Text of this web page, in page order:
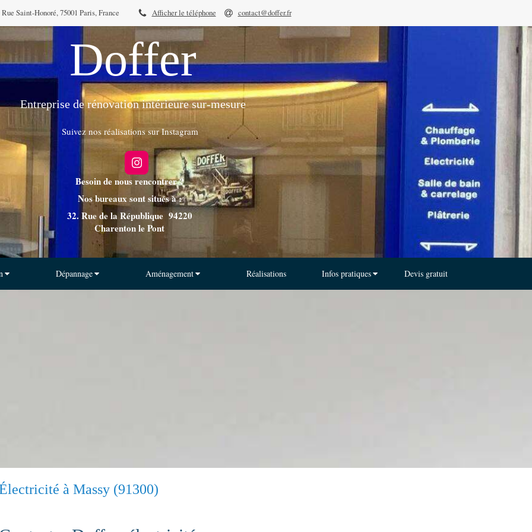
Rue Saint-Honoré, 75001 Paris, France Afficher le téléphone contact@doffer.fr
Doffer
Entreprise de rénovation intérieure sur-mesure
Suivez nos réalisations sur Instagram
Besoin de nous rencontrer ?
Nos bureaux sont situés à :
32. Rue de la République 94220
Charenton le Pont
Dépannage Aménagement Réalisations Infos pratiques Devis gratuit
à Massy (91300)